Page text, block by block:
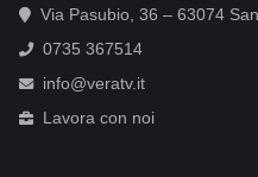
Via Pasubio, 36 – 63074
0735 367514
info@veratv.it
Lavora con noi